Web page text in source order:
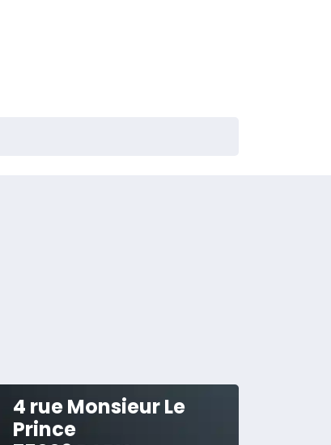
4 rue Monsieur Le
Prince